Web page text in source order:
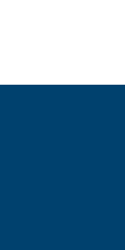
externe website)
naar een externe
gaat naar een